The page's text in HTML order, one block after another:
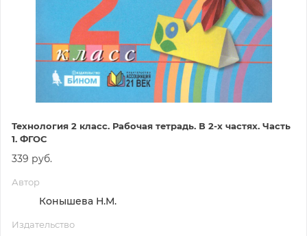
Технология 2 класс. Рабочая тетрадь. В 2-х частях. Часть
1. ФГОС
339 руб.
Автор
Конышева Н.М.
Издательство